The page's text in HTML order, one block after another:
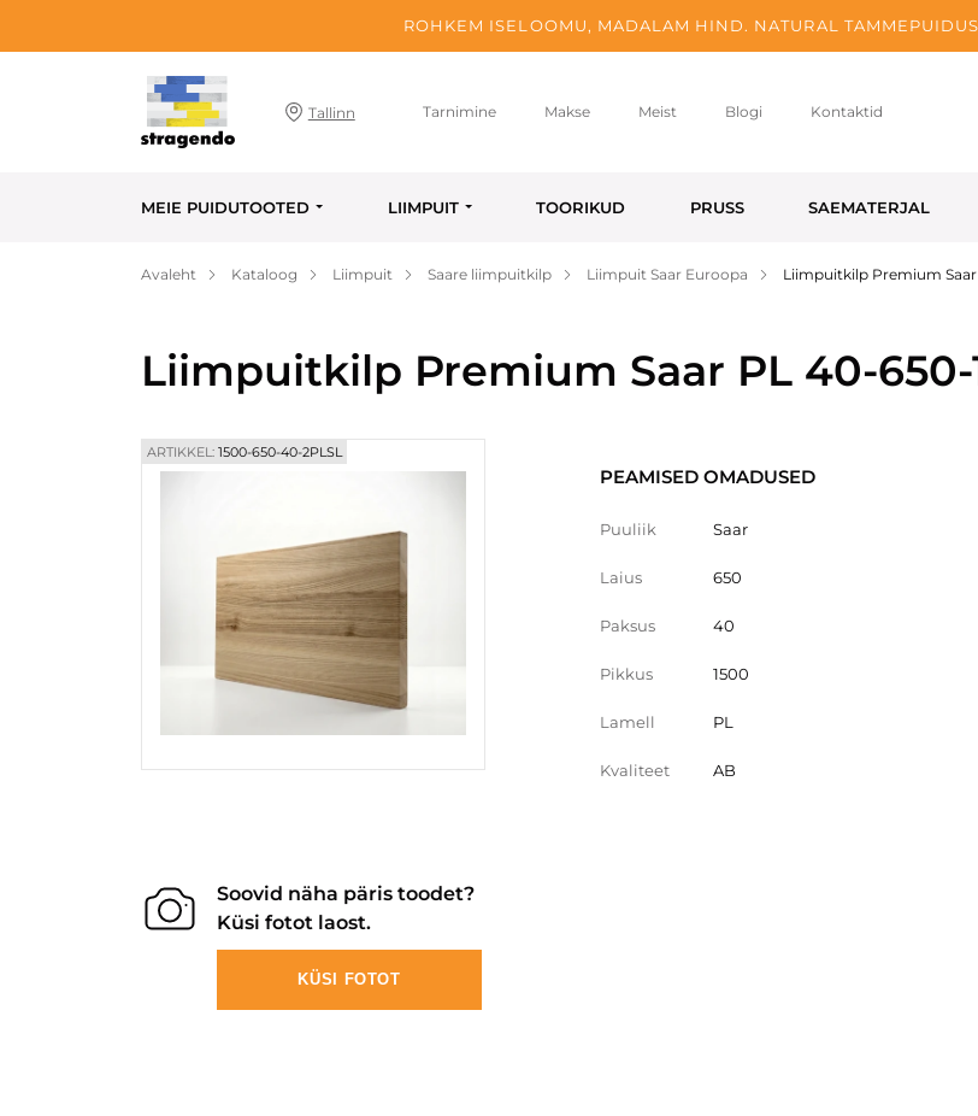
ROHKEM ISELOOMU, MADALAM HIND. NATURAL
Tallinn Tarnimine Makse Meist Blogi Kontaktid
MEIE PUIDUTOOTED LIIMPUIT TOORIKUD PRUSS SAEMATERJAL
Avaleht Kataloog Liimpuit Saare liimpuitkilp Liimpuit Saar Euroopa Liimpuitkilp Premium
Liimpuitkilp Premium Saar PL 40-650-
ARTIKKEL: 1500-650-40-2PLSL
PEAMISED OMADUSED
Puuliik Saar
Laius 650
Paksus 40
Pikkus 1500
Lamell PL
Kvaliteet AB
Soovid näha päris toodet?
Küsi fotot laost.
KÜSI FOTOT